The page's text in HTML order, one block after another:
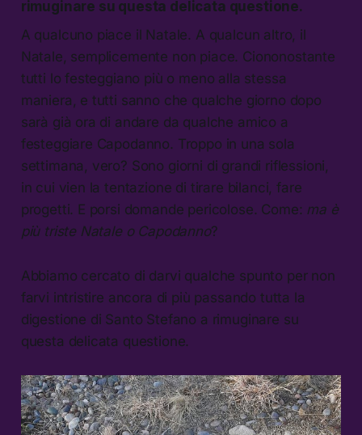
rimuginare su questa delicata questione.
A qualcuno piace il Natale. A qualcun altro, il
Natale, semplicemente non piace. Ciononostante
tutti lo festeggiano più o meno alla stessa
maniera, e tutti sanno che qualche giorno dopo
sarà già ora di andare da qualche amico a
festeggiare Capodanno. Troppo in una sola
settimana, vero? Sono giorni di grandi riflessioni,
in cui vien la tentazione di tirare bilanci, fare
progetti. E porsi domande pericolose. Come: ma è
più triste Natale o Capodanno?
Abbiamo cercato di darvi qualche spunto per non
farvi intristire ancora di più passando tutta la
digestione di Santo Stefano a rimuginare su
questa delicata questione.